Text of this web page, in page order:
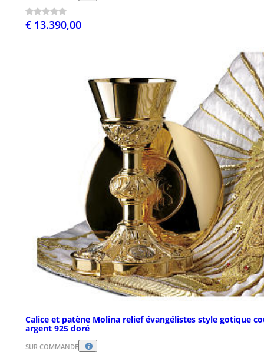
€ 13.390,00
Calice et patène Molina relief évangélistes style gotique
argent 925 doré
SUR COMMANDE